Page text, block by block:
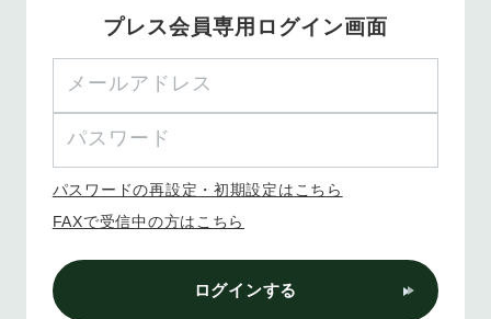
プレス会員専用ログイン画面
パスワードの再設定・初期設定はこちら
FAXで受信中の方はこちら
ログインする